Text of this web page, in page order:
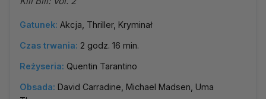
Gatunek: Akcja, Thriller, Kryminał
Czas trwania: 2 godz. 16 min.
Reżyseria: Quentin Tarantino
Obsada: David Carradine, Michael Madsen, Uma